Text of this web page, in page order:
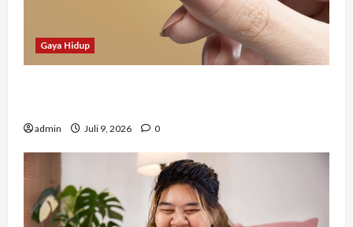
Gaya Hidup
admin Juli 9, 2026 0